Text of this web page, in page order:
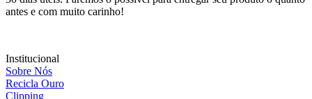
antes e com muito carinho!
Institucional
Sobre Nós
Recicla Ouro
Clipping